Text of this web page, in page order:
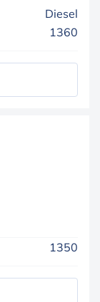
Diesel
1360
1350